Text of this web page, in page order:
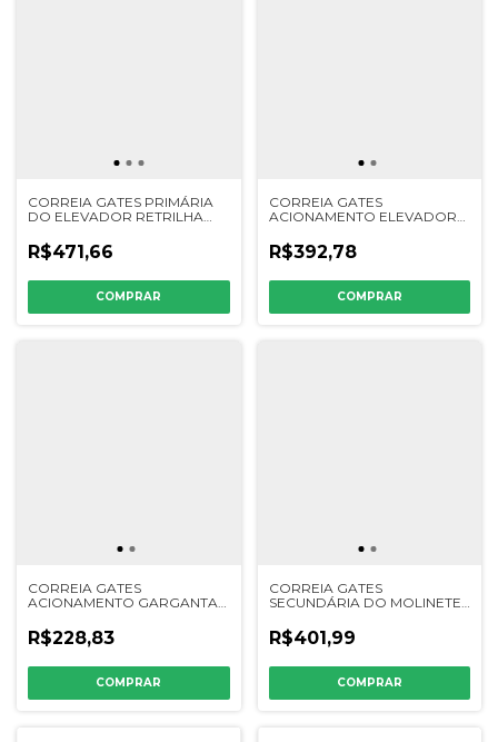
CORREIA GATES PRIMÁRIA
DO ELEVADOR RETRILHA
R$471,66
CORREIA GATES
ACIONAMENTO ELEVADOR
202289K - H15472
R$392,78
CORREIA GATES
ACIONAMENTO GARGANTA
R$228,83
CORREIA GATES
SECUNDÁRIA DO MOLINETE
R$401,99